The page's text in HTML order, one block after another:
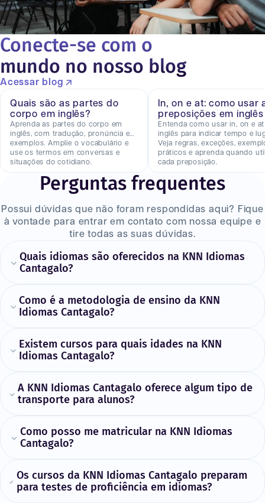
Conecte-se com o
mundo no nosso blog
Acessar blog
Quais são as partes do
corpo em inglês?
Aprenda as partes do corpo em
inglês, com tradução, pronúncia e
exemplos. Amplie o vocabulário e
use os termos em conversas e
situações do cotidiano.
In, on e at: como usar
preposições em inglês
Entenda como usar in, on e
inglês para indicar tempo e
Veja regras, exceções,
práticos e aprenda quando
cada preposição.
Perguntas frequentes
Possui dúvidas que não foram respondidas aqui? Fique
à vontade para entrar em contato com nossa equipe e
tire todas as suas dúvidas.
Quais idiomas são oferecidos na KNN Idiomas
Cantagalo?
Como é a metodologia de ensino da KNN
Idiomas Cantagalo?
Existem cursos para quais idades na KNN
Idiomas Cantagalo?
A KNN Idiomas Cantagalo oferece algum tipo de
transporte para alunos?
Como posso me matricular na KNN Idiomas
Cantagalo?
Os cursos da KNN Idiomas Cantagalo preparam
para testes de proficiência em idiomas?